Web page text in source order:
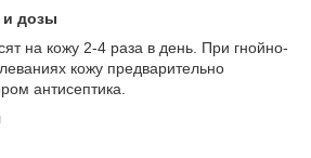
и дозы
на кожу 2-4 раза в день. При гнойно-
кожу предварительно
антисептика.